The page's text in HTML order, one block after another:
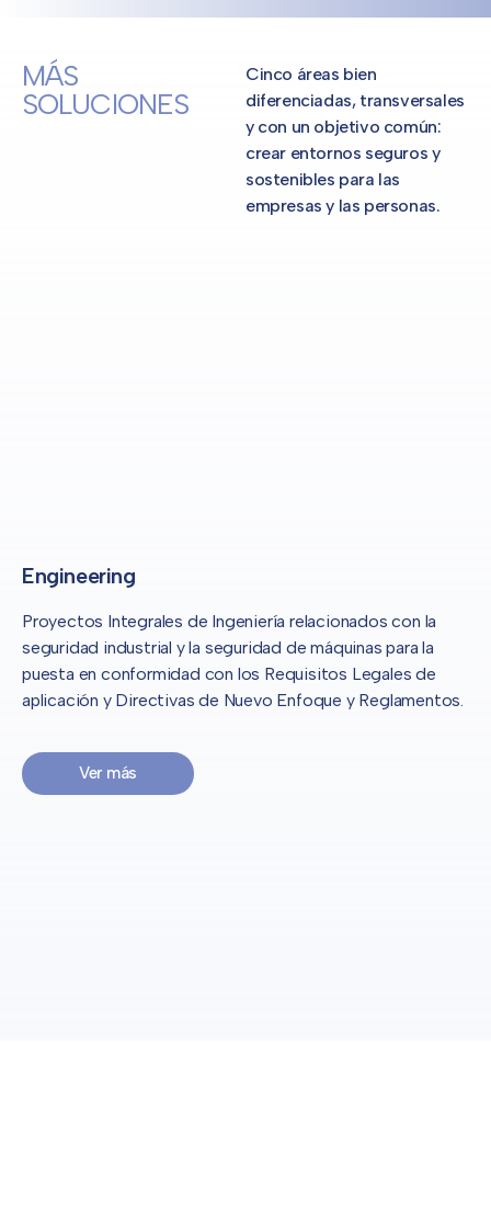
MÁS
SOLUCIONES
Cinco áreas bien
diferenciadas, transversales
y con un objetivo común:
crear entornos seguros y
sostenibles para las
empresas y las personas.
Engineering
Proyectos Integrales de Ingeniería relacionados con la
seguridad industrial y la seguridad de máquinas para la
puesta en conformidad con los Requisitos Legales de
aplicación y Directivas de Nuevo Enfoque y Reglamentos.
Ver más